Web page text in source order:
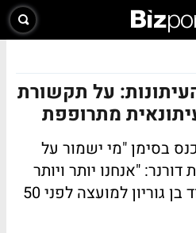
על תקשורת
מתרופפת
בסימן "מי ישמור על
"אנחנו יותר ויותר
רלוונטיים". ומה כתב דוד בן גוריון למועצה לפני 50